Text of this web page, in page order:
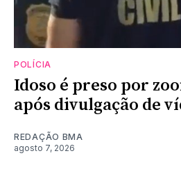
POLÍCIA
Idoso é preso por
após divulgação de
REDAÇÃO BMA
agosto 7, 2026